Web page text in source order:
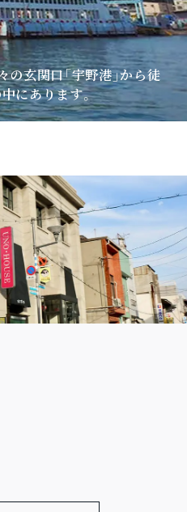
玄関口「宇野港」から徒
にあります。